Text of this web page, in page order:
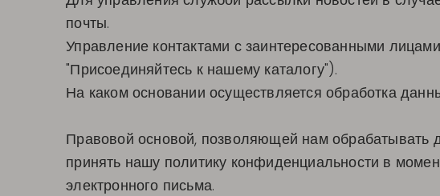
почты.
Управление контактами с заинтересованными
"Присоединяйтесь к нашему каталогу").
На каком основании осуществляется обработка
Правовой основой, позволяющей нам обрабатывать
принять нашу политику конфиденциальности в
электронного письма.